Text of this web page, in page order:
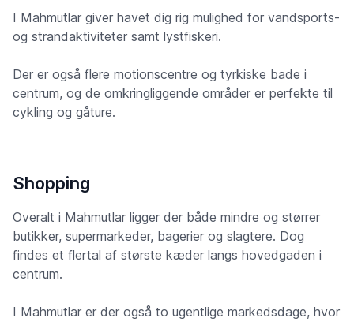
I Mahmutlar giver havet dig rig mulighed for vandsports-
og strandaktiviteter samt lystfiskeri.
Der er også flere motionscentre og tyrkiske bade i
centrum, og de omkringliggende områder er perfekte til
cykling og gåture.
Shopping
Overalt i Mahmutlar ligger der både mindre og størrer
butikker, supermarkeder, bagerier og slagtere. Dog
findes et flertal af største kæder langs hovedgaden i
centrum.
I Mahmutlar er der også to ugentlige markedsdage, hvor